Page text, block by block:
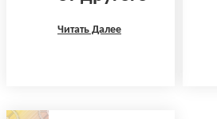
Читать Далее